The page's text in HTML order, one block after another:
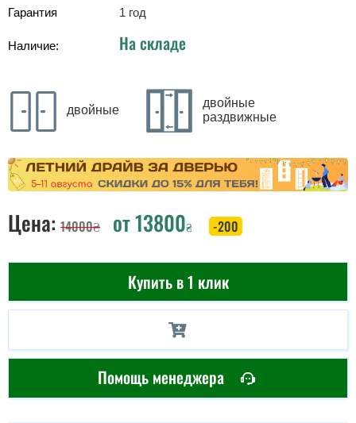
Гарантия
1 год
Наличие: На складе
двойные
двойные
раздвижные
Цена: 14000₴ от13800₴ -200
Купить в 1 клик
Помощь менеджера